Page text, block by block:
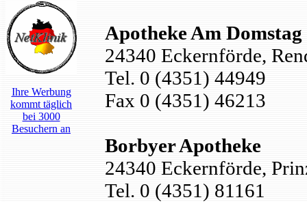
Ihre Werbung
kommt täglich
bei 3000
Besuchern an
Apotheke Am Domstag
24340 Eckernförde,
Tel. 0 (4351) 44949
Fax 0 (4351) 46213
Borbyer Apotheke
24340 Eckernförde,
Tel. 0 (4351) 81161